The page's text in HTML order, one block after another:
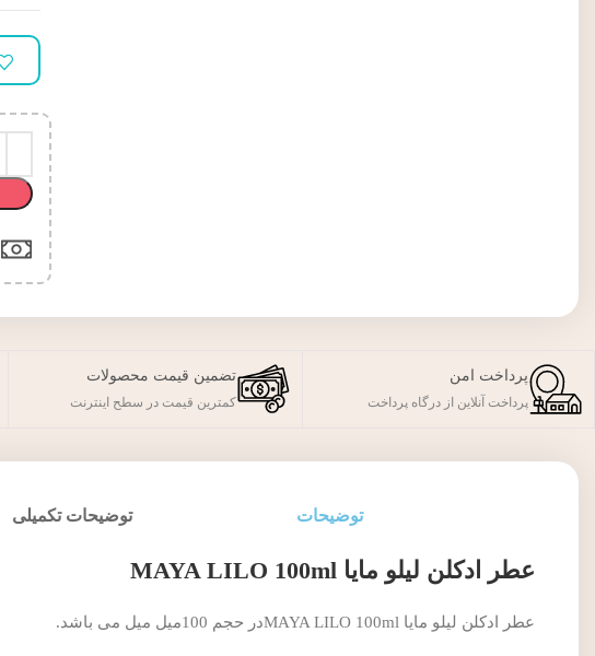
پرداخت امن
پرداخت آنلاین از درگاه پرداخت
تضمین قیمت محصولات
کمترین قیمت در سطح اینترنت
توضیحات توضیحات تکمیلی
عطر ادکلن لیلو مایا MAYA LILO 100ml
عطر ادکلن لیلو مایا MAYA LILO 100mlدر حجم 100میل میل می باشد.